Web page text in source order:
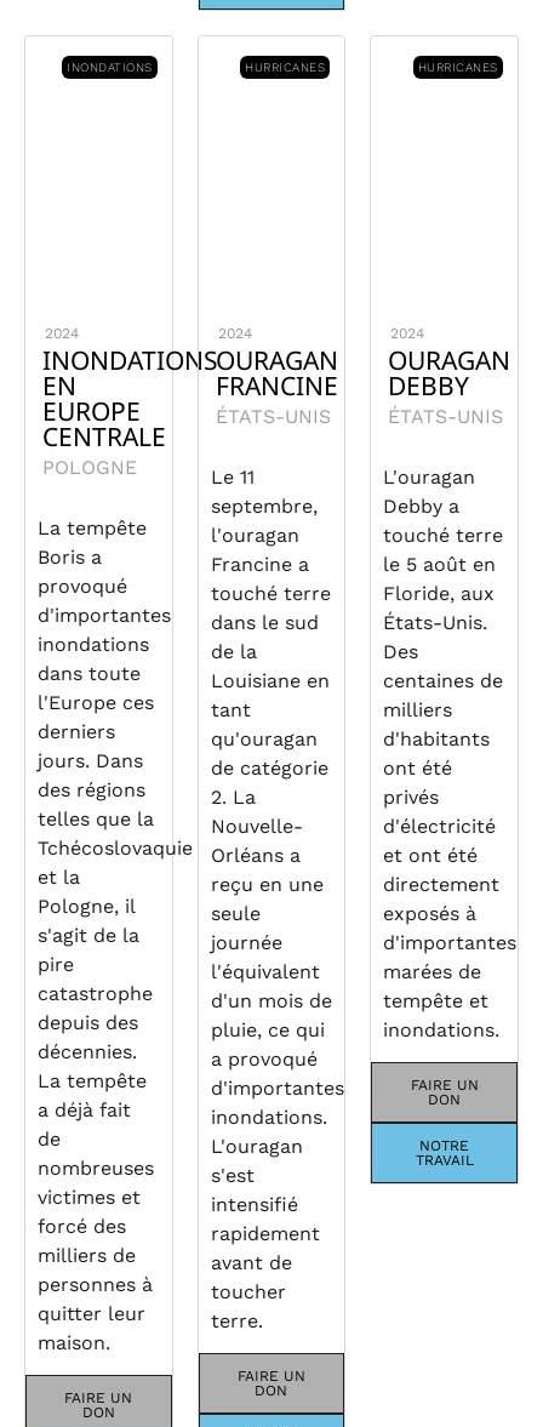
INONDATIONS
2024
INONDATIONS
EN
EUROPE
CENTRALE
POLOGNE
La tempête
Boris a
provoqué
d'importantes
inondations
dans toute
l'Europe ces
derniers
jours. Dans
des régions
telles que la
Tchécoslovaquie
et la
Pologne, il
s'agit de la
pire
catastrophe
depuis des
décennies.
La tempête
a déjà fait
de
nombreuses
victimes et
forcé des
milliers de
personnes à
quitter leur
maison.
FAIRE UN
DON
HURRICANES
2024
OURAGAN
FRANCINE
ÉTATS-UNIS
Le 11
septembre,
l'ouragan
Francine a
touché terre
dans le sud
de la
Louisiane en
tant
qu'ouragan
de catégorie
2. La
Nouvelle-
Orléans a
reçu en une
seule
journée
l'équivalent
d'un mois de
pluie, ce qui
a provoqué
d'importantes
inondations.
L'ouragan
s'est
intensifié
rapidement
avant de
toucher
terre.
FAIRE UN
DON
HURRICANES
2024
OURAGAN
DEBBY
ÉTATS-UNIS
L'ouragan
Debby a
touché terre
le 5 août en
Floride, aux
États-Unis.
Des
centaines de
milliers
d'habitants
ont été
privés
d'électricité
et ont été
directement
exposés à
d'importantes
marées de
tempête et
inondations.
FAIRE UN
DON
NOTRE
TRAVAIL